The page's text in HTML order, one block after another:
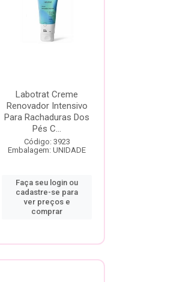
Labotrat Creme
Renovador Intensivo
Para Rachaduras Dos
Pés C...
Código: 3923
Embalagem: UNIDADE
Faça seu login ou
cadastre-se para
ver preços e
comprar